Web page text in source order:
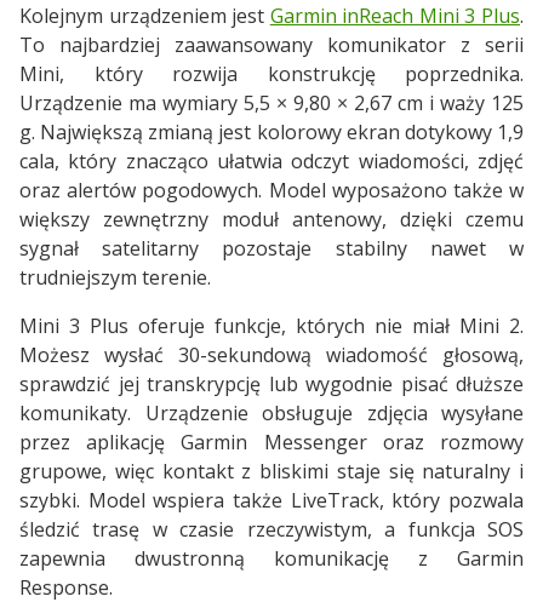
Kolejnym urządzeniem jest Garmin inReach Mini 3 Plus.
To najbardziej zaawansowany komunikator z serii
Mini, który rozwija konstrukcję poprzednika.
Urządzenie ma wymiary 5,5 × 9,80 × 2,67 cm i waży 125
g. Największą zmianą jest kolorowy ekran dotykowy 1,9
cala, który znacząco ułatwia odczyt wiadomości, zdjęć
oraz alertów pogodowych. Model wyposażono także w
większy zewnętrzny moduł antenowy, dzięki czemu
sygnał satelitarny pozostaje stabilny nawet w
trudniejszym terenie.
Mini 3 Plus oferuje funkcje, których nie miał Mini 2.
Możesz wysłać 30-sekundową wiadomość głosową,
sprawdzić jej transkrypcję lub wygodnie pisać dłuższe
komunikaty. Urządzenie obsługuje zdjęcia wysyłane
przez aplikację Garmin Messenger oraz rozmowy
grupowe, więc kontakt z bliskimi staje się naturalny i
szybki. Model wspiera także LiveTrack, który pozwala
śledzić trasę w czasie rzeczywistym, a funkcja SOS
zapewnia dwustronną komunikację z Garmin
Response.